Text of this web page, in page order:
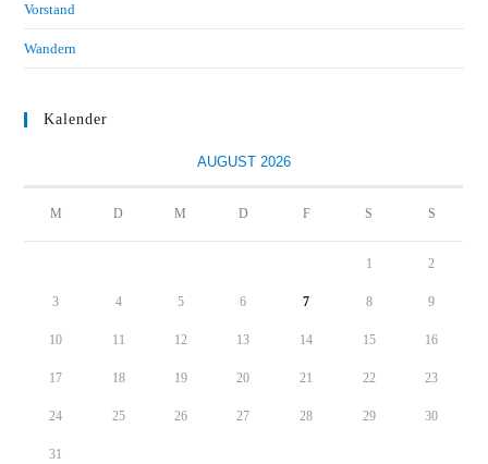
Vorstand
Wandern
Kalender
AUGUST 2026
M D M D F S S
1 2
3 4 5 6 7 8 9
10 11 12 13 14 15 16
17 18 19 20 21 22 23
24 25 26 27 28 29 30
31